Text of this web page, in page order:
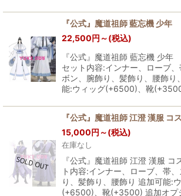
『公式』魔道祖師 藍忘機 少年
22,500円 ～(税込)
『公式』魔道祖師 藍忘機 少
セット内容:インナー、ローブ
ボン、腕飾り、髪飾り、腰飾り
能:ウィッグ(+6500)、靴
『公式』魔道祖師 江澄 漢服 コ
15,000円 ～(税込)
在庫なし
『公式』魔道祖師 江澄 漢服 コ
ト内容:インナー、ローブ、帯
り、髪飾り、腰飾り 追加可能:
(+6500)、靴(+3500) 追加オプ